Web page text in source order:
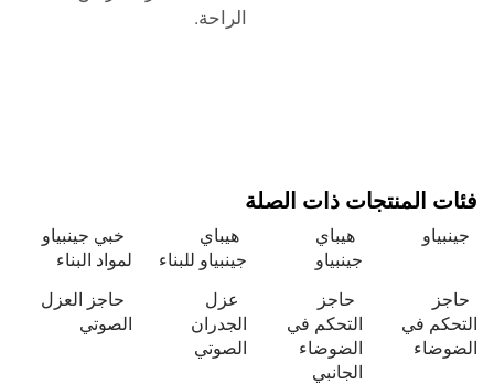
الراحة.
المنتجات ذات الصلة
هيباي
جينبياو
هيباي
جينبياو للبناء
خبي جينبياو
لمواد البناء
في
حاجز
التحكم في
الضوضاء
الجانبي
عزل
الجدران
الصوتي
حاجز العزل
الصوتي